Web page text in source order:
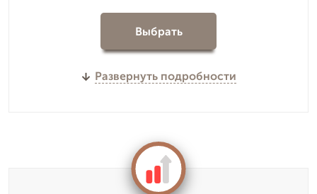
Выбрать
Развернуть подробности